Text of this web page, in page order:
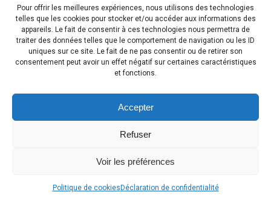
Pour offrir les meilleures expériences, nous utilisons des technologies
telles que les cookies pour stocker et/ou accéder aux informations des
appareils. Le fait de consentir à ces technologies nous permettra de
traiter des données telles que le comportement de navigation ou les ID
uniques sur ce site. Le fait de ne pas consentir ou de retirer son
consentement peut avoir un effet négatif sur certaines caractéristiques
et fonctions.
Accepter
Refuser
Voir les préférences
Politique de cookies Déclaration de confidentialité